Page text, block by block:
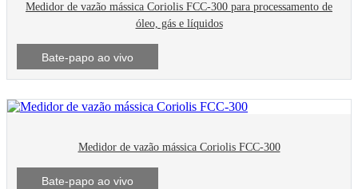
Medidor de vazão mássica Coriolis FCC-300 para processamento de
óleo, gás e líquidos
Bate-papo ao vivo
Medidor de vazão mássica Coriolis FCC-300
Bate-papo ao vivo